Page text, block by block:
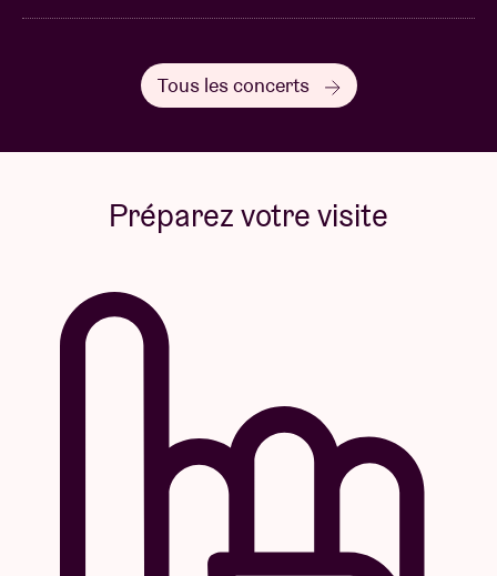
Tous les concerts
Préparez votre visite